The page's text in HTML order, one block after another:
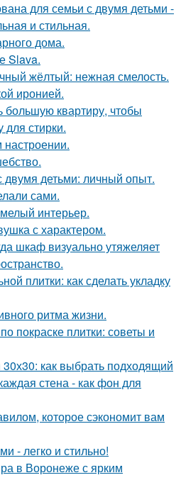
для семьи с двумя детьми -
и стильная.
дома.
Slava.
жёлтый: нежная смелость.
иронией.
большую квартиру, чтобы
для стирки.
детьми: личный опыт.
сами.
интерьер.
с характером.
шкаф визуально утяжеляет
плитки: как сделать укладку
ритма жизни.
покраске плитки: советы и
как выбрать подходящий
стена - как фон для
которое сэкономит вам
- легко и стильно!
в Воронеже с ярким